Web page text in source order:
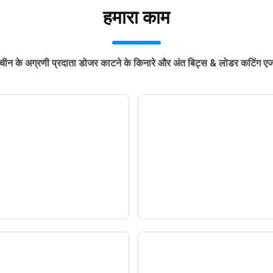
हमारा काम
के अग्रणी प्रदाता डोजर काटने के किनारे और अंत बिट्स & लोडर कटिंग